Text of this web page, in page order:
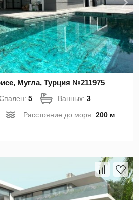
Мугла, Турция №211975
5 Ванных:3
Расстояние до моря:200 м